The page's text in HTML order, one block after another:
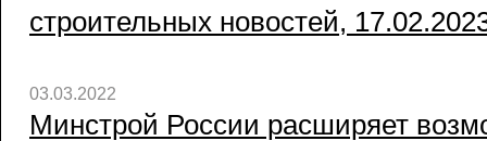
строительных новостей,
03.03.2022
Минстрой России расширяет